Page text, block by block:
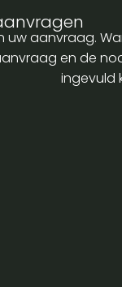
aanvraag.
en de
ingevuld